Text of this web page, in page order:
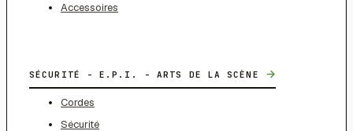
Accessoires
SÉCURITÉ - E.P.I. - ARTS DE LA SCÈNE →
Cordes
Sécurité